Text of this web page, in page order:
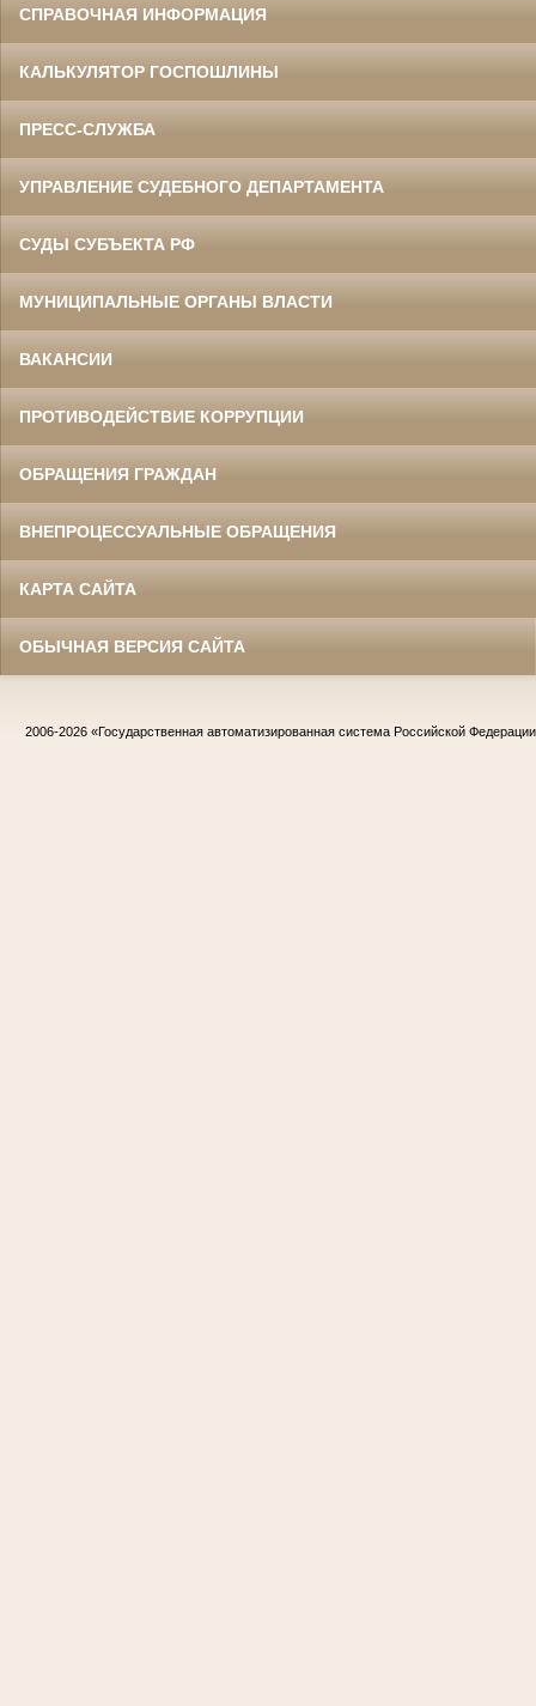
СПРАВОЧНАЯ ИНФОРМАЦИЯ
КАЛЬКУЛЯТОР ГОСПОШЛИНЫ
ПРЕСС-СЛУЖБА
УПРАВЛЕНИЕ СУДЕБНОГО ДЕПАРТАМЕНТА
СУДЫ СУБЪЕКТА РФ
МУНИЦИПАЛЬНЫЕ ОРГАНЫ ВЛАСТИ
ВАКАНСИИ
ПРОТИВОДЕЙСТВИЕ КОРРУПЦИИ
ОБРАЩЕНИЯ ГРАЖДАН
ВНЕПРОЦЕССУАЛЬНЫЕ ОБРАЩЕНИЯ
КАРТА САЙТА
ОБЫЧНАЯ ВЕРСИЯ САЙТА
2006-2026 «Государственная автоматизированная система Российской